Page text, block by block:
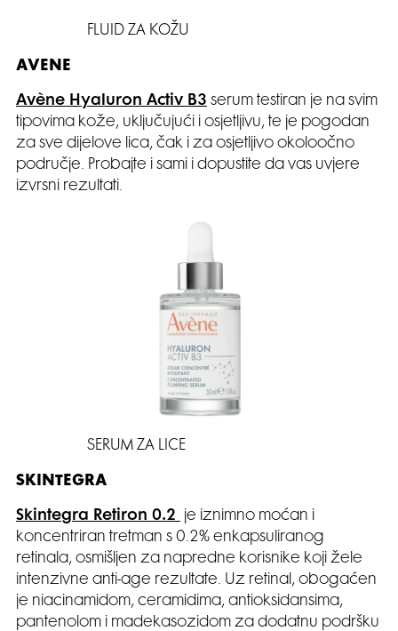
FLUID ZA KOŽU
AVENE
Avène Hyaluron Activ B3 serum testiran je na svim
tipovima kože, uključujući i osjetljivu, te je pogodan
za sve dijelove lica, čak i za osjetljivo okoloočno
područje. Probajte i sami i dopustite da vas uvjere
izvrsni rezultati.
SERUM ZA LICE
SKINTEGRA
Skintegra Retiron 0.2
je iznimno moćan i
koncentriran tretman s 0.2% enkapsuliranog
retinala, osmišljen za napredne korisnike koji žele
intenzivne anti-age rezultate. Uz retinal, obogaćen
je niacinamidom, ceramidima, antioksidansima,
pantenolom i madekasozidom za dodatnu podršku